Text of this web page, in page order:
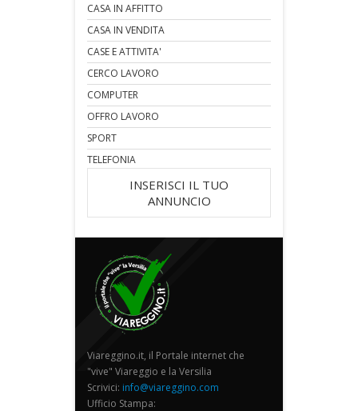
CASA IN AFFITTO
CASA IN VENDITA
CASE E ATTIVITA'
CERCO LAVORO
COMPUTER
OFFRO LAVORO
SPORT
TELEFONIA
INSERISCI IL TUO
ANNUNCIO
Viareggino.it, il Portale internet che
"vive" Viareggio e la Versilia
Scrivici: info@viareggino.com
Ufficio Stampa: